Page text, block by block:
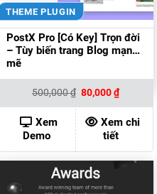
THEME PLUGIN
PostX Pro [Có Key] Trọn đời
– Tùy biến trang Blog mạnh
mẽ
500,000₫ Giá
gốc
là:
500,000 ₫.
80,000₫Giá
hiện
tại
là:
80,000
Xem
Demo
Xem chi
tiết